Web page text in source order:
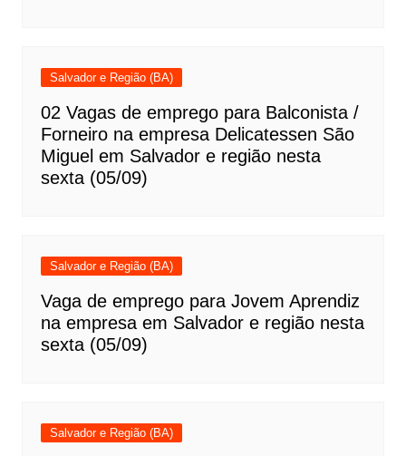
Salvador e Região (BA)
02 Vagas de emprego para Balconista /
Forneiro na empresa Delicatessen São
Miguel em Salvador e região nesta
sexta (05/09)
Salvador e Região (BA)
Vaga de emprego para Jovem Aprendiz
na empresa em Salvador e região nesta
sexta (05/09)
Salvador e Região (BA)